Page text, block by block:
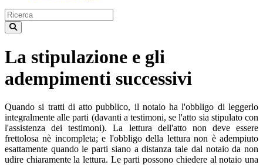
La stipulazione e gli
adempimenti successivi
Quando si tratti di atto pubblico, il notaio ha l'obbligo di leggerlo
integralmente alle parti (davanti a testimoni, se l'atto sia stipulato con
l'assistenza dei testimoni). La lettura dell'atto non deve essere
frettolosa nè incompleta; e l'obbligo della lettura non è adempiuto
esattamente quando le parti siano a distanza tale dal notaio da non
udire chiaramente la lettura. Le parti possono chiedere al notaio una